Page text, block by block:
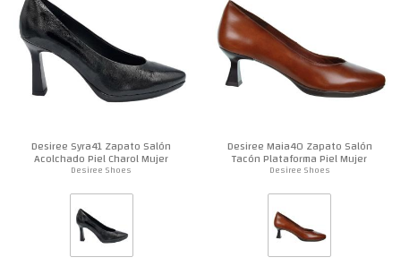
Desiree Syra41 Zapato Salón
Acolchado Piel Charol Mujer
Desiree Shoes
Desiree Maia40 Zapato Salón
Tacón Plataforma Piel Mujer
Desiree Shoes